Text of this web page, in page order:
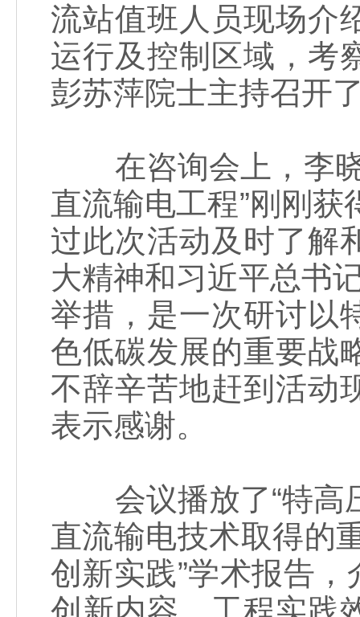
流站值班人员现场介
运行及控制区域，考
彭苏萍院士主持召开
在咨询会上，李晓
直流输电工程”刚刚
过此次活动及时了解
大精神和习近平总书
举措，是一次研讨以
色低碳发展的重要战
不辞辛苦地赶到活动
表示感谢。
会议播放了“特高压
直流输电技术取得的
创新实践”学术报告